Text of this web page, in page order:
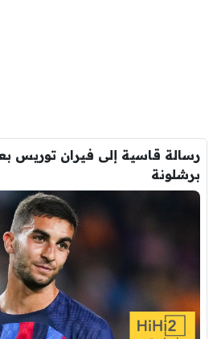
رسالة قاسية إلى فيران توريس
برشلونة